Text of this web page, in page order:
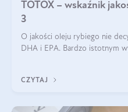
TOTOX – wskaźnik
3
O jakości oleju rybiego nie
DHA i EPA. Bardzo istotnym
CZYTAJ